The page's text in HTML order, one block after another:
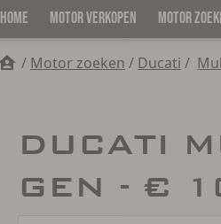
HOME MOTOR VERKOPEN MOTOR
/ Motor zoeken / Ducati /
DUCATI
GEN - €